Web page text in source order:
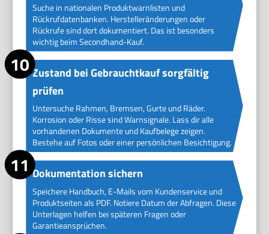
Suche in nationalen Produktwarnlisten und
Rückrufdatenbanken. Herstelleränderungen oder
Rückrufe sind dort dokumentiert. Das ist besonders
wichtig beim Secondhand-Kauf.
Zustand bei Gebrauchtkauf sorgfältig
prüfen
Untersuche Rahmen, Bremsen, Gurte und Räder.
Korrosion oder Risse sind Warnsignale. Lass dir alle
vorhandenen Dokumente und Kaufbelege zeigen.
Bestehe auf Fotos oder einer persönlichen Besichtigung.
Dokumentation sichern
Speichere Handbuch, E-Mails vom Kundenservice und
Produktseiten als PDF. Notiere Datum der Abfragen. Diese
Unterlagen helfen bei späteren Fragen oder
Garantieansprüchen.